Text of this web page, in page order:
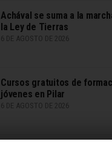
Achával se suma a la
la Ley de Tierras
6 DE AGOSTO DE 2026
Cursos gratuitos de
jóvenes en Pilar
6 DE AGOSTO DE 2026
Alquileres en Pilar suben